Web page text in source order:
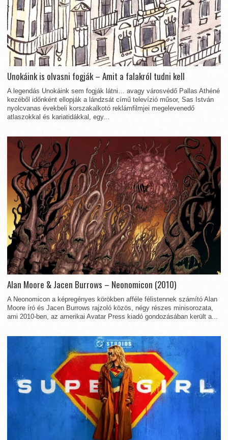
Unokáink is olvasni fogják – Amit a falakról tudni kell
A legendás Unokáink sem fogják látni… avagy városvédő Pallas Athéné
kezéből időnként ellopják a lándzsát című televízió műsor, Sas István
nyolcvanas évekbeli korszakalkotó reklámfilmjei megelevenedő
atlaszokkal és kariatidákkal, egy...
Alan Moore & Jacen Burrows – Neonomicon (2010)
A Neonomicon a képregényes körökben afféle félistennek számító Alan
Moore író és Jacen Burrows rajzoló közös, négy részes minisorozata,
ami 2010-ben, az amerikai Avatar Press kiadó gondozásában került a...